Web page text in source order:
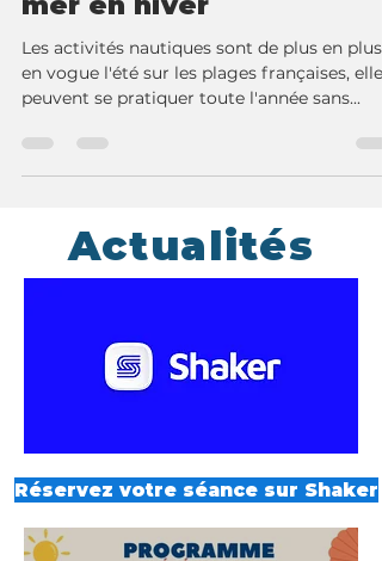
pratiquer l'aquagym en
mer en hiver
Les activités nautiques sont de plus en plus
peuvent se pratiquer toute l'année sans...
Actualités
Réservez votre séance sur Shaker